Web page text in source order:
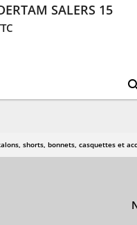
SALERS 15
shorts, bonnets, casquettes et